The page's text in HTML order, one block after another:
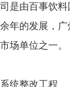
是由百事饮
年的发展，
场单位之一。
统整改工程